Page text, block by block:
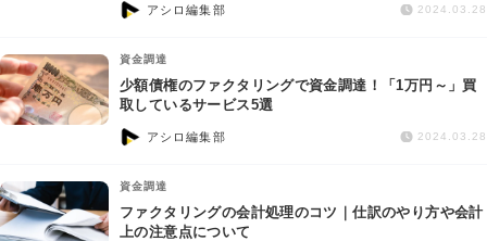
アシロ編集部 2024.03.28
資金調達
少額債権のファクタリングで資金調達！「1万円～」買
取しているサービス5選
アシロ編集部 2024.03.28
資金調達
ファクタリングの会計処理のコツ｜仕訳のやり方や会計
上の注意点について